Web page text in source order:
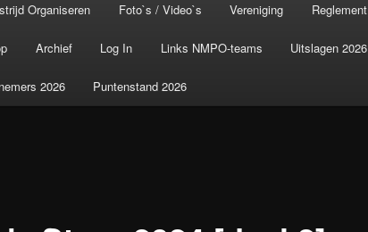
Organiseren Foto`s / Video`s Vereniging Reglement
Archief Log In Links NMPO-teams Uitslagen 2026
2026 Puntenstand 2026